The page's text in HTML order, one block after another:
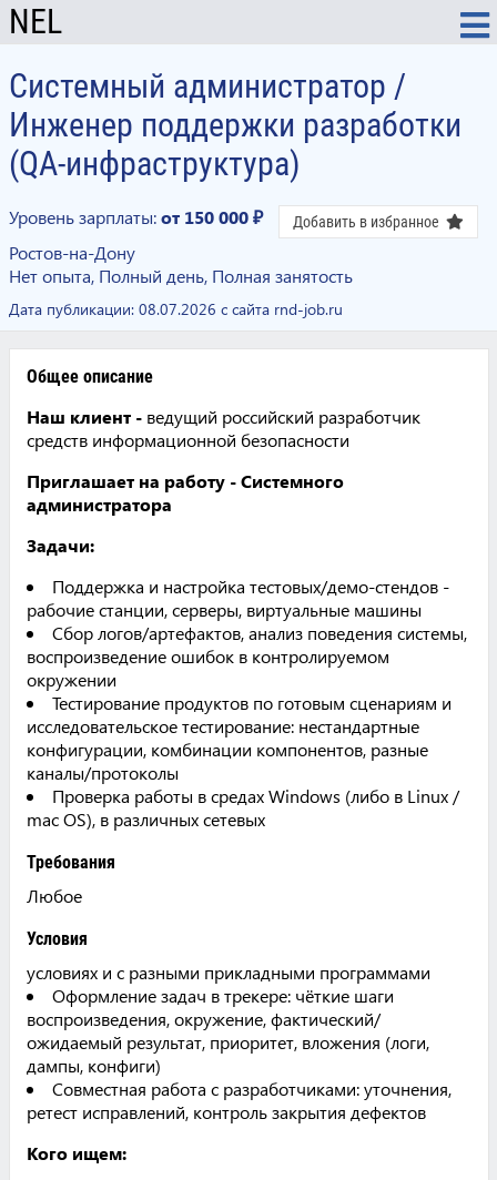
NEL
Системный администратор /
Инженер поддержки разработки
(QA-инфраструктура)
Добавить в избранное
Уровень зарплаты:от 150 000 ₽
Ростов-на-Дону
Нет опыта, Полный день, Полная занятость
Дата публикации: 08.07.2026 с сайта rnd-job.ru
Общее описание
Наш клиент -ведущий российский разработчик
средств информационной безопасности
Приглашает на работу - Системного
администратора
Задачи:
Поддержка и настройка тестовых/демо-стендов -
рабочие станции, серверы, виртуальные машины
Сбор логов/артефактов, анализ поведения системы,
воспроизведение ошибок в контролируемом
окружении
Тестирование продуктов по готовым сценариям и
исследовательское тестирование: нестандартные
конфигурации, комбинации компонентов, разные
каналы/протоколы
Проверка работы в средах Windows (либо в Linux /
mac OS), в различных сетевых
Требования
Любое
Условия
условиях и с разными прикладными программами
Оформление задач в трекере: чёткие шаги
воспроизведения, окружение, фактический/
ожидаемый результат, приоритет, вложения (логи,
дампы, конфиги)
Совместная работа с разработчиками: уточнения,
ретест исправлений, контроль закрытия дефектов
Кого ищем: